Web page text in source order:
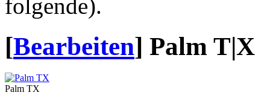
folgende).
[Bearbeiten] Palm T|X
Palm TX